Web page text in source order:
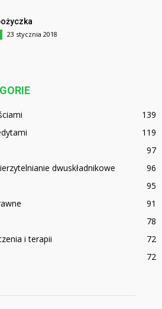
23 stycznia 2018
139
119
97
dwuskładnikowe
96
95
91
78
i terapii
72
72